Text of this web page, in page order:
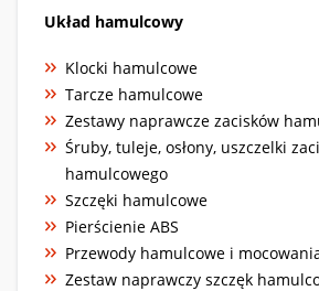
Układ hamulcowy
Klocki hamulcowe
Tarcze hamulcowe
Zestawy naprawcze zacisków
Śruby, tuleje, osłony, uszczelki
hamulcowego
Szczęki hamulcowe
Pierścienie ABS
Przewody hamulcowe i
Zestaw naprawczy szczęk